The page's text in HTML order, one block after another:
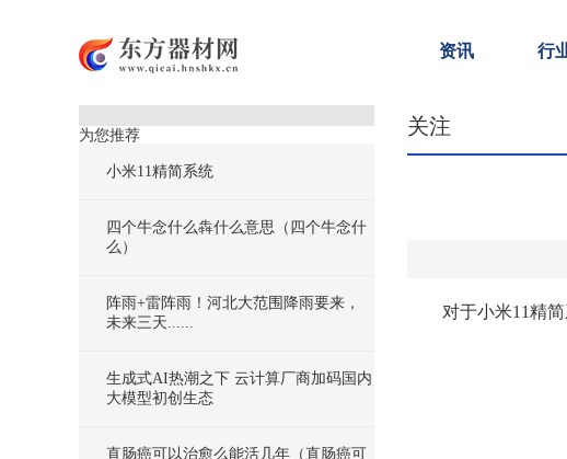
资讯 行
为您推荐
小米11精简系统
四个牛念什么犇什么意思（四个牛念什
么）
阵雨+雷阵雨！河北大范围降雨要来，
未来三天......
生成式AI热潮之下 云计算厂商加码国内
大模型初创生态
直肠癌可以治愈么能活几年（直肠癌可
关注
对于小米11精